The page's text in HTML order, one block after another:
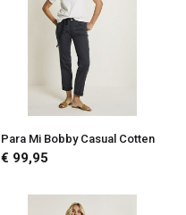
Para Mi Bobby Casual Cotten
€ 99,95